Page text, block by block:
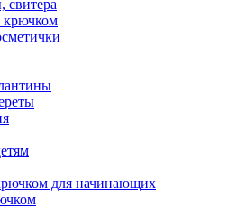
свитера
крючком
для начинающих